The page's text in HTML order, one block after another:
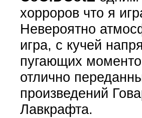
хорроров что я
Невероятно
игра, с кучей
пугающих
отлично
произведений
Лавкрафта.